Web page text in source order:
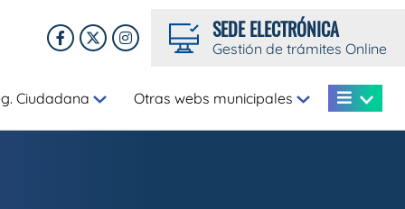
SEDE ELECTRÓNICA
Gestión de trámites Online
Ciudadana Otras webs municipales